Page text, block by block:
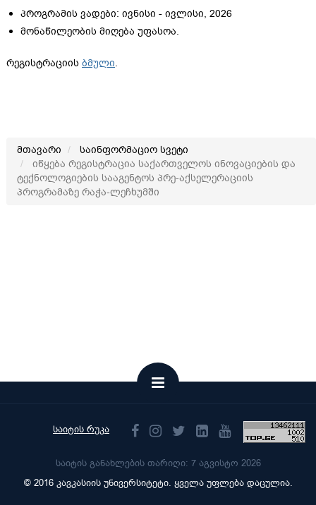
პროგრამის ვადები: ივნისი - ივლისი, 2026
მონაწილეობის მიღება უფასოა.
რეგისტრაციის ბმული.
მთავარი
საინფორმაციო სვეტი
იწყება რეგისტრაცია საქართველოს ინოვაციების და
ტექნოლოგიების სააგენტოს პრე-აქსელერაციის
პროგრამაზე რაჭა-ლეჩხუმში
საიტის რუკა
საიტის განახლების თარიღი: 7 აგვისტო 2026
© 2016 კავკასიის უნივერსიტეტი. ყველა უფლება დაცულია.